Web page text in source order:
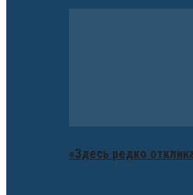
«Здесь редко